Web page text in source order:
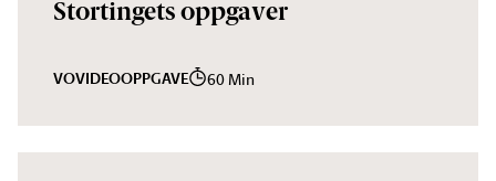
Stortingets oppgaver
VOVIDEOOPPGAVE 60 Min